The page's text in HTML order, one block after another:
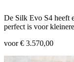
De Silk Evo S4 heeft
perfect is voor
voor € 3.570,00